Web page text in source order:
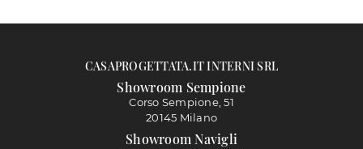
CASAPROGETTATA.IT INTERNI SRL
Showroom Sempione
Corso Sempione, 51
20145 Milano
Showroom Navigli